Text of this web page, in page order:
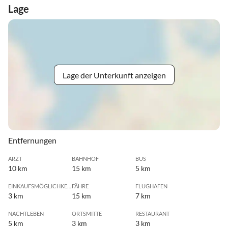
Lage
Lage der Unterkunft anzeigen
Entfernungen
ARZT
10 km
BAHNHOF
15 km
BUS
5 km
3 km
FÄHRE
15 km
FLUGHAFEN
7 km
NACHTLEBEN
5 km
ORTSMITTE
3 km
RESTAURANT
3 km